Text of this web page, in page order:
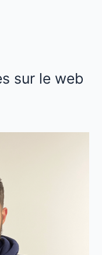
sur le web